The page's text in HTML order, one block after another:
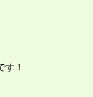
す！